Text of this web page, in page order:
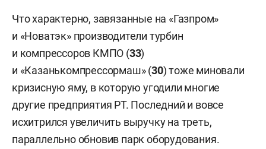
Что характерно, завязанные на «Газпром»
и «Новатэк» производители турбин
и компрессоров КМПО (33)
и «Казанькомпрессормаш» (30) тоже миновали
кризисную яму, в которую угодили многие
другие предприятия РТ. Последний и вовсе
исхитрился увеличить выручку на треть,
параллельно обновив парк оборудования.